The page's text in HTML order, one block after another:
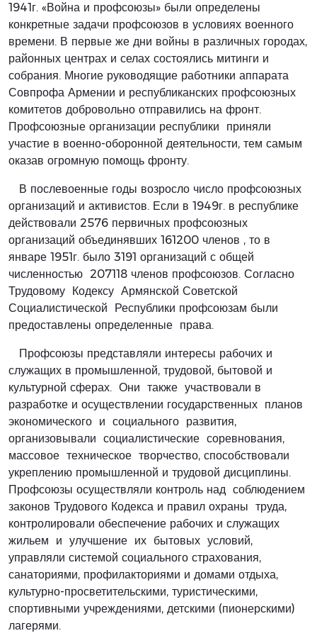
1941г. «Война и профсоюзы» были определены
конкретные задачи профсоюзов в условиях военного
времени. В первые же дни войны в различных городах,
районных центрах и селах состоялись митинги и
собрания. Многие руководящие работники аппарата
Совпрофа Армении и республиканских профсоюзных
комитетов добровольно отправились на фронт.
Профсоюзные организации республики приняли
участие в военно-оборонной деятельности, тем самым
оказав огромную помощь фронту.
В послевоенные годы возросло число профсоюзных
организаций и активистов. Если в 1949г. в республике
действовали 2576 первичных профсоюзных
организаций объединявших 161200 членов , то в
январе 1951г. было 3191 организаций с общей
численностью 207118 членов профсоюзов. Согласно
Трудовому Кодексу Армянской Советской
Социалистической Республики профсоюзам были
предоставлены определенные права.
Профсоюзы представляли интересы рабочих и
служащих в промышленной, трудовой, бытовой и
культурной сферах. Они также участвовали в
разработке и осуществлении государственных планов
экономического и социального развития,
организовывали социалистические соревнования,
массовое техническое творчество, способствовали
укреплению промышленной и трудовой дисциплины.
Профсоюзы осуществляли контроль над соблюдением
законов Трудового Кодекса и правил охраны труда,
контролировали обеспечение рабочих и служащих
жильем и улучшение их бытовых условий,
управляли системой социального страхования,
санаториями, профилакториями и домами отдыха,
культурно-просветительскими, туристическими,
спортивными учреждениями, детскими (пионерскими)
лагерями.